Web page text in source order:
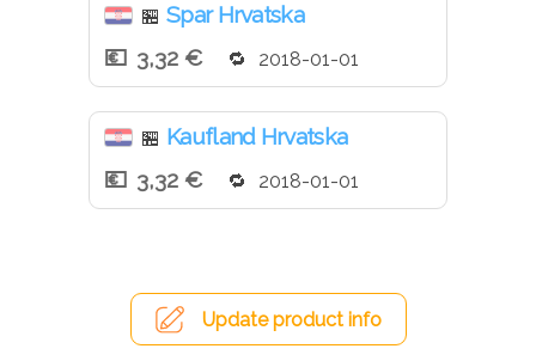
🏪 Spar Hrvatska
3,32 €
2018-01-01
🏪 Kaufland Hrvatska
3,32 €
2018-01-01
Update product info